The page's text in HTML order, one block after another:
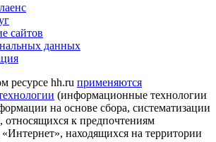
сайтов
данных
ресурсе hh.ru применяются
(информационные технологии
на основе сбора, систематизации
относящихся к предпочтениям
«Интернет», находящихся на территории